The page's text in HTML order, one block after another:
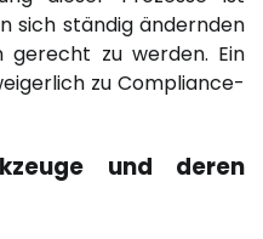
sich ständig ändernden
gerecht zu werden. Ein
zu Compliance-
und deren